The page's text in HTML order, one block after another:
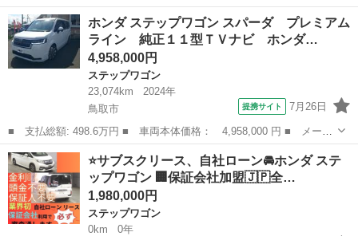
名： ホンダ ■ 車種名： ステップワゴンスパーダ ■ グレード
名： Ｚ 両側Ｐスライドドア Ｂカメラ スマートキー ■ 排気
量： 2000cc...
岡山 倉敷市 ステップワゴン
ホンダ ステップワゴン スパーダ プレミアム
ライン 純正１１型ＴＶナビ ホンダ…
4,958,000円
ステップワゴン
23,074km
2024年
鳥取市
提携サイト 7月26日
■ 支払総額: 498.6万円 ■ 車両本体価格： 4,958,000 円 ■ メーカ
ー名： ホンダ ■ 車種名： ステップワゴン ■ グレード名： ス
パーダ プレミアムライン 純正１１型ＴＶナビ ホンダセンシン
グ マルチ...
鳥取 鳥取市 ステップワゴン
⭐️サブスクリース、自社ローン🚘️ホンダ ステ
ップワゴン 🏢保証会社加盟🇯🇵全…
1,980,000円
ステップワゴン
0km
0年